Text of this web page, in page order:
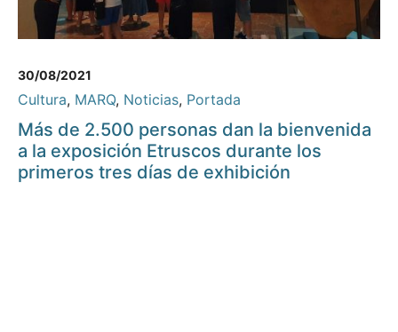
30/08/2021
Cultura, MARQ, Noticias, Portada
Más de 2.500 personas dan la bienvenida
a la exposición Etruscos durante los
primeros tres días de exhibición